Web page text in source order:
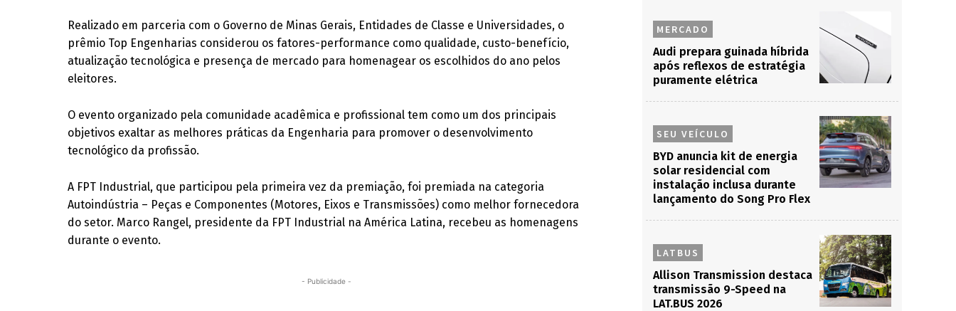
Realizado em parceria com o Governo de Minas Gerais, Entidades de Classe e Universidades, o
prêmio Top Engenharias considerou os fatores-performance como qualidade, custo-benefício,
atualização tecnológica e presença de mercado para homenagear os escolhidos do ano pelos
eleitores.
O evento organizado pela comunidade acadêmica e profissional tem como um dos principais
objetivos exaltar as melhores práticas da Engenharia para promover o desenvolvimento
tecnológico da profissão.
A FPT Industrial, que participou pela primeira vez da premiação, foi premiada na categoria
Autoindústria – Peças e Componentes (Motores, Eixos e Transmissões) como melhor fornecedora
do setor. Marco Rangel, presidente da FPT Industrial na América Latina, recebeu as homenagens
durante o evento.
- Publicidade -
MERCADO
Audi prepara guinada híbrida
após reflexos de estratégia
puramente elétrica
SEU VEÍCULO
BYD anuncia kit de energia
solar residencial com
instalação inclusa durante
lançamento do Song Pro Flex
LATBUS
Allison Transmission destaca
transmissão 9-Speed na
LAT.BUS 2026